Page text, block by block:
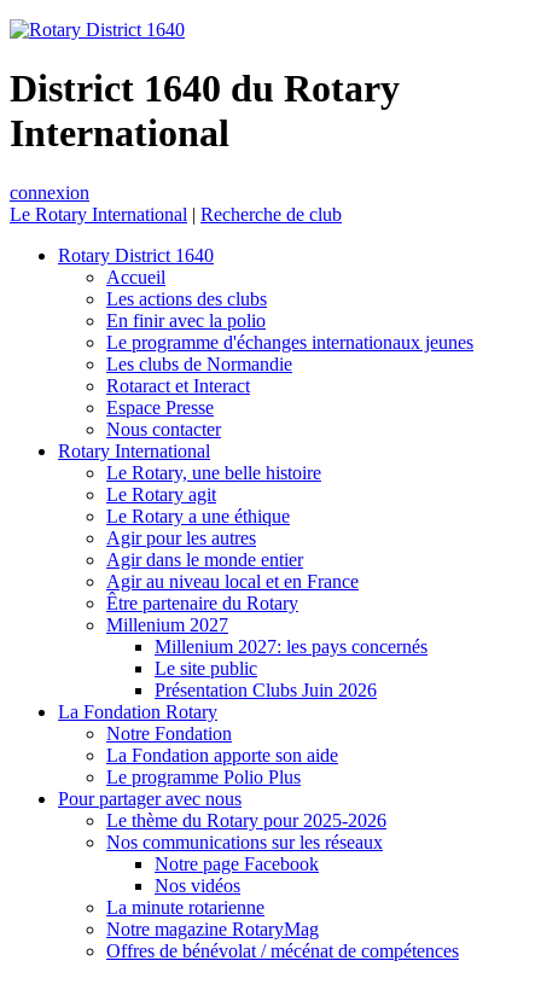
District 1640 du Rotary
International
connexion
Le Rotary International | Recherche de club
Rotary District 1640
Accueil
Les actions des clubs
En finir avec la polio
Le programme d'échanges internationaux jeunes
Les clubs de Normandie
Rotaract et Interact
Espace Presse
Nous contacter
Rotary International
Le Rotary, une belle histoire
Le Rotary agit
Le Rotary a une éthique
Agir pour les autres
Agir dans le monde entier
Agir au niveau local et en France
Être partenaire du Rotary
Millenium 2027
Millenium 2027: les pays concernés
Le site public
Présentation Clubs Juin 2026
La Fondation Rotary
Notre Fondation
La Fondation apporte son aide
Le programme Polio Plus
Pour partager avec nous
Le thème du Rotary pour 2025-2026
Nos communications sur les réseaux
Notre page Facebook
Nos vidéos
La minute rotarienne
Notre magazine RotaryMag
Offres de bénévolat / mécénat de compétences